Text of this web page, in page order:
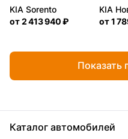
KIA Sorento
от2 413 940 ₽
KIA
от1
Показать
Каталог автомобилей